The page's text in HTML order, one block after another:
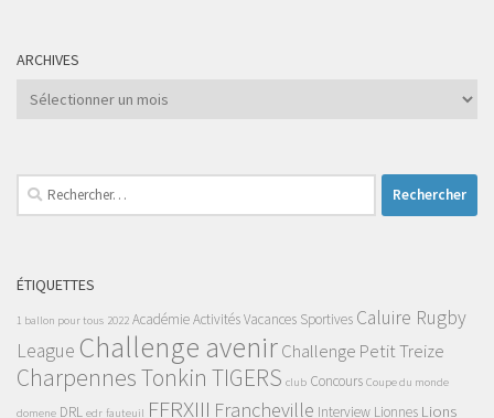
ARCHIVES
Archives
Rechercher :
ÉTIQUETTES
1 ballon pour tous 2022 AcadémieActivités Vacances Sportives Caluire Rugby
League Challenge avenirChallenge Petit Treize
Charpennes Tonkin TIGERS club Concours Coupe du monde
domene DRL edr fauteuil FFRXIII Francheville Interview Lionnes Lions